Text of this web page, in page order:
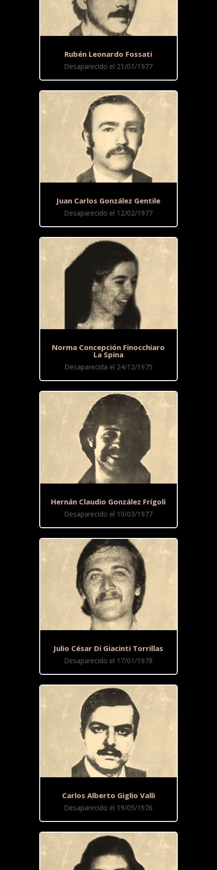
Rubén Leonardo Fossati
Desaparecido el 21/01/1977
Juan Carlos González Gentile
Desaparecido el 12/02/1977
Norma Concepción Finocchiaro
La Spina
Desaparecida el 24/12/1975
Hernán Claudio González Frígoli
Desaparecido el 10/03/1977
Julio César Di Giacinti Torrillas
Desaparecido el 17/01/1978
Carlos Alberto Giglio Valli
Desaparecido el 19/05/1976